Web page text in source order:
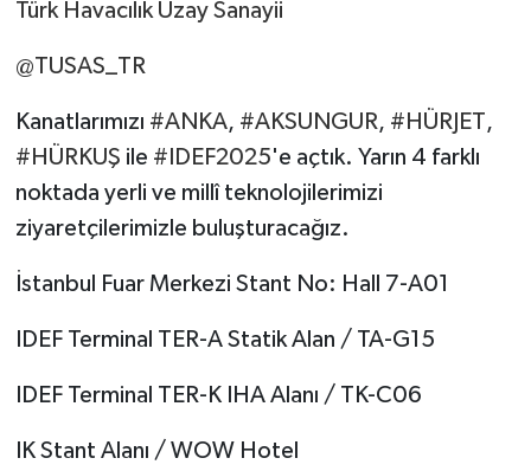
Türk Havacılık Uzay Sanayii
@TUSAS_TR
Kanatlarımızı #ANKA, #AKSUNGUR, #HÜRJET,
#HÜRKUŞ ile #IDEF2025'e açtık. Yarın 4 farklı
noktada yerli ve millî teknolojilerimizi
ziyaretçilerimizle buluşturacağız.
İstanbul Fuar Merkezi Stant No: Hall 7-A01
IDEF Terminal TER-A Statik Alan / TA-G15
IDEF Terminal TER-K IHA Alanı / TK-C06
IK Stant Alanı / WOW Hotel